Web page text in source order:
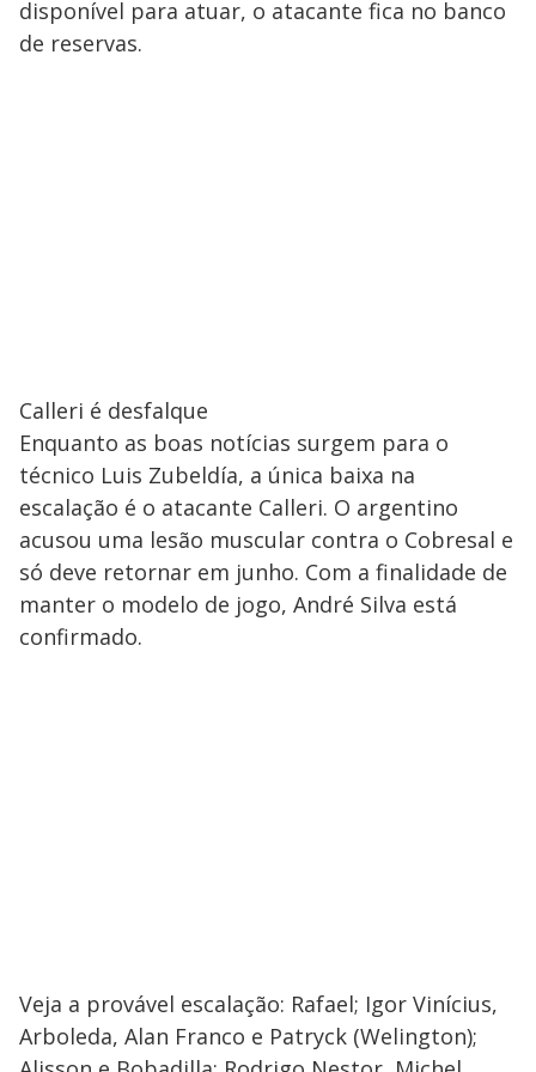
disponível para atuar, o atacante fica no banco
de reservas.
Calleri é desfalque
Enquanto as boas notícias surgem para o
técnico Luis Zubeldía, a única baixa na
escalação é o atacante Calleri. O argentino
acusou uma lesão muscular contra o Cobresal e
só deve retornar em junho. Com a finalidade de
manter o modelo de jogo, André Silva está
confirmado.
Veja a provável escalação: Rafael; Igor Vinícius,
Arboleda, Alan Franco e Patryck (Welington);